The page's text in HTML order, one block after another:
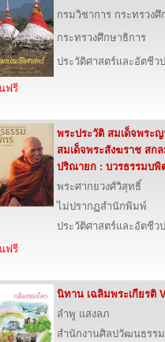
กรมวิชาการ กระทรวงศึ
กระทรวงศึกษาธิการ
ประวัติศาสตร์และอัตชีว
ฟรี
พระประวัติ สมเด็จพระ
สมเด็จพระสังฆราช สก
ปริณายก : บวรธรรมบพิ
พระศากยวงศ์วิสุทธิ์
ไม่ปรากฏสำนักพิมพ์
ประวัติศาสตร์และอัตชีว
ฟรี
นิทาน เฉลิมพระเกียรติ
ลำพู แสงลภ
สำนักงานศิลปวัฒนธรร